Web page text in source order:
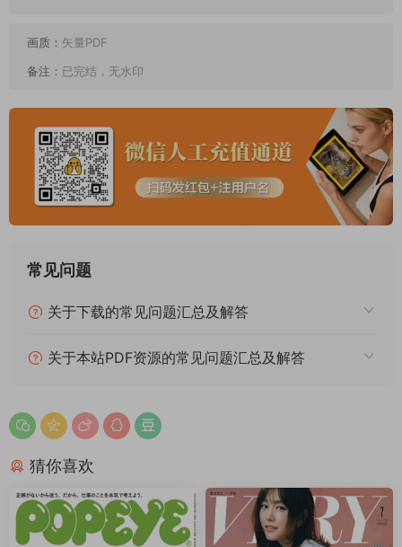
画质： 矢量PDF
备注： 已完结，无水印
常见问题
关于下载的常见问题汇总及解答
关于本站PDF资源的常见问题汇总及解答
猜你喜欢